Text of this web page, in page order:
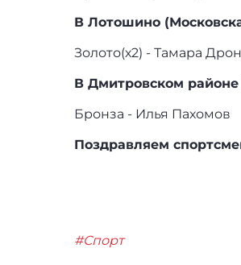
В Лотошино
Золото(х2) - Тамара
В Дмитровском
Бронза - Илья Пахомов
Поздравляем
#Спорт